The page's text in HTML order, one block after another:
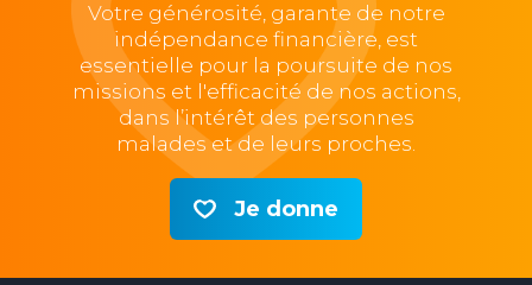
Votre générosité, garante de notre
indépendance financière, est
essentielle pour la poursuite de nos
missions et l'efficacité de nos actions,
dans l’intérêt des personnes
malades et de leurs proches.
Je donne